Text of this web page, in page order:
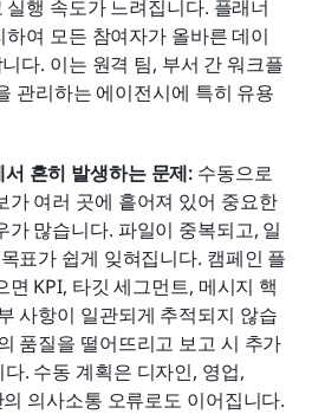
행 속도가 느려집니다. 플래너
여 모든 참여자가 올바른 데이
다. 이는 원격 팀, 부서 간 워크플
관리하는 에이전시에 특히 유용
흔히 발생하는 문제: 수동으로
가 여러 곳에 흩어져 있어 중요한
가 많습니다. 파일이 중복되고, 일
표가 쉽게 잊혀집니다. 캠페인 플
면 KPI, 타깃 세그먼트, 메시지 핵
사항이 일관되게 추적되지 않습
품질을 떨어뜨리고 보고 시 추가
. 수동 계획은 디자인, 영업,
의사소통 오류로도 이어집니다.